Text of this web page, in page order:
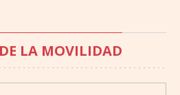
LA MOVILIDAD